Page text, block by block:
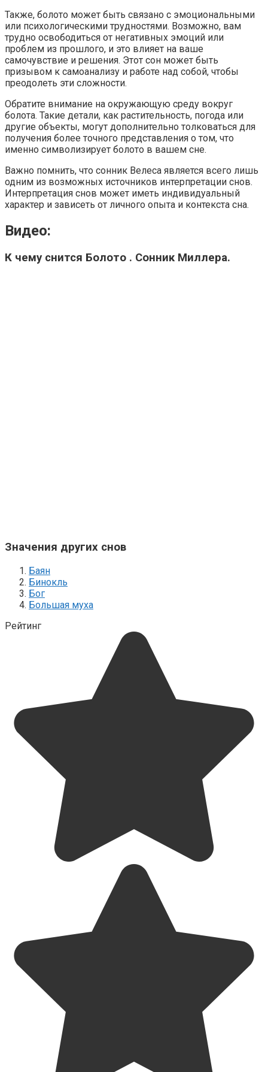
Также, болото может быть связано с эмоциональными
или психологическими трудностями. Возможно, вам
трудно освободиться от негативных эмоций или
проблем из прошлого, и это влияет на ваше
самочувствие и решения. Этот сон может быть
призывом к самоанализу и работе над собой, чтобы
преодолеть эти сложности.
Обратите внимание на окружающую среду вокруг
болота. Такие детали, как растительность, погода или
другие объекты, могут дополнительно толковаться для
получения более точного представления о том, что
именно символизирует болото в вашем сне.
Важно помнить, что сонник Велеса является всего лишь
одним из возможных источников интерпретации снов.
Интерпретация снов может иметь индивидуальный
характер и зависеть от личного опыта и контекста сна.
Видео:
К чему снится Болото . Сонник Миллера.
Значения других снов
Баян
Бинокль
Бог
Большая муха
Рейтинг